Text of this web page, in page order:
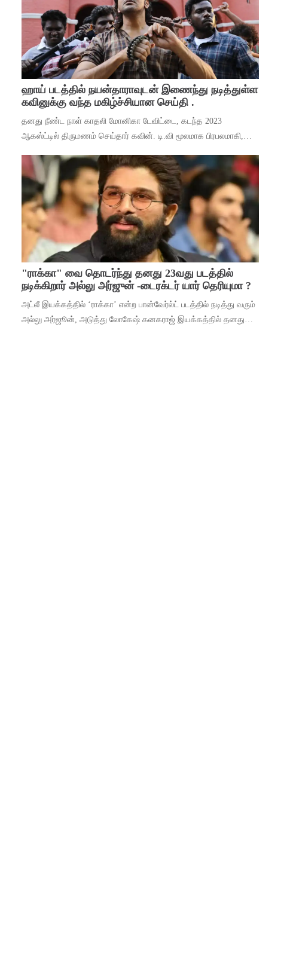
ஹாய் படத்தில் நயன்தாராவுடன் இணைந்து நடித்துள்ள
கவினுக்கு வந்த மகிழ்ச்சியான செய்தி .
தனது நீண்ட நாள் காதலி மோனிகா டேவிட்டை, கடந்த 2023
ஆகஸ்ட்டில் திருமணம் செய்தார் கவின். டி.வி மூலமாக பிரபலமாகி,
மூலம் ஹீரோவாக மாறி வெற்றிபெ
"ராக்கா" வை தொடர்ந்து தனது 23வது படத்தில்
நடிக்கிறார் அல்லு அர்ஜுன் -டைரக்டர் யார் தெரியுமா ?
அட்லீ இயக்கத்தில் ‘ராக்கா’ என்ற பான்வேர்ல்ட் படத்தில் நடித்து வரும்
அல்லு அர்ஜூன், அடுத்து லோகேஷ் கனகராஜ் இயக்கத்தில் தனது